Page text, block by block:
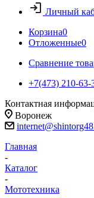
Личный
Корзина0
Отложенные0
Сравнение
+7(473) 210-63-
Контактная
Воронеж
Главная
-
Каталог
-
Мототехника